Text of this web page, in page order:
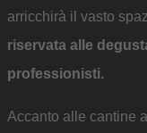
arricchirà il vasto
riservata alle
professionisti.
Accanto alle cantine